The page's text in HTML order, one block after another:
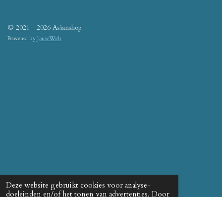
Deze website gebruikt cookies voor analyse-
doeleinden en/of het tonen van advertenties. Door
© 2021 - 2026 Asianshop
Powered byJouwWeb